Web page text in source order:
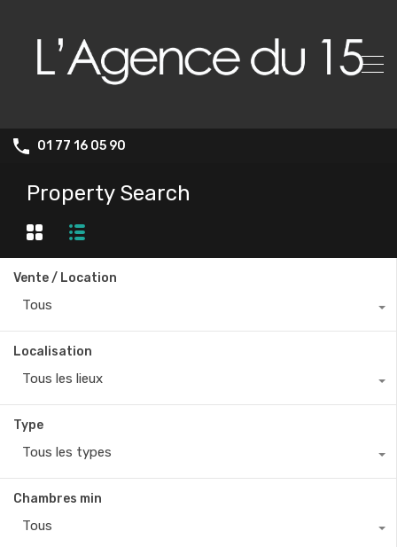
01 77 16 05 90
Property Search
Vente / Location
Tous
Localisation
Tous les lieux
Type
Tous les types
Chambres min
Tous